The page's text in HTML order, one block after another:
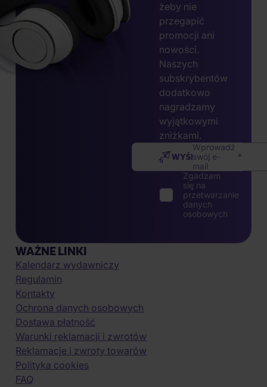
żeby nie
przegapić
promocji ani
nowości.
Naszych
subskrybentów
dodatkowo
nagradzamy
wyjątkowymi
zniżkami.
Wprowadź
swój e-
mail
WYŚLIJ
Zgadzam
się na
przetwarzanie
danych
osobowych
WAŻNE LINKI
Kalendarz wydawniczy
Regulamin
Kontakty
Ochrona danych osobowych
Dostawa płatność
Warunki reklamacji i zwrotów
Reklamacje i zwroty towarów
Polityka cookies
FAQ